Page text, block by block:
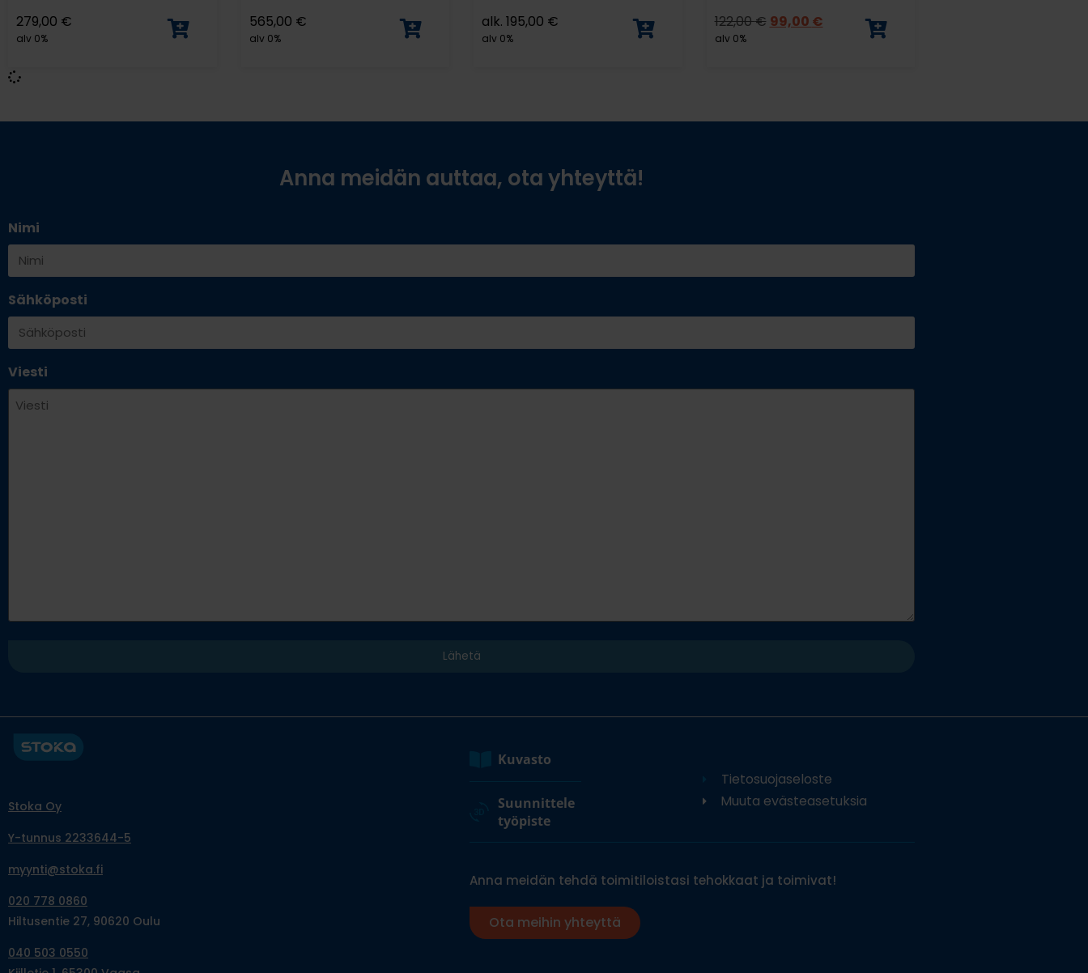
279,00 €
alv 0%
565,00 €
alv 0%
alk. 195,00 €
alv 0%
122,00€ 99,00 €
alv 0%
Anna meidän auttaa, ota yhteyttä!
Nimi
Sähköposti
Viesti
Stoka Oy
Y-tunnus 2233644-5
myynti@stoka.fi
020 778 0860
Hiltusentie 27, 90620 Oulu
040 503 0550
Kuvasto
Suunnittele
työpiste
Tietosuojaseloste
Muuta evästeasetuksia
Anna meidän tehdä toimitiloistasi tehokkaat ja toimivat!
Ota meihin yhteyttä